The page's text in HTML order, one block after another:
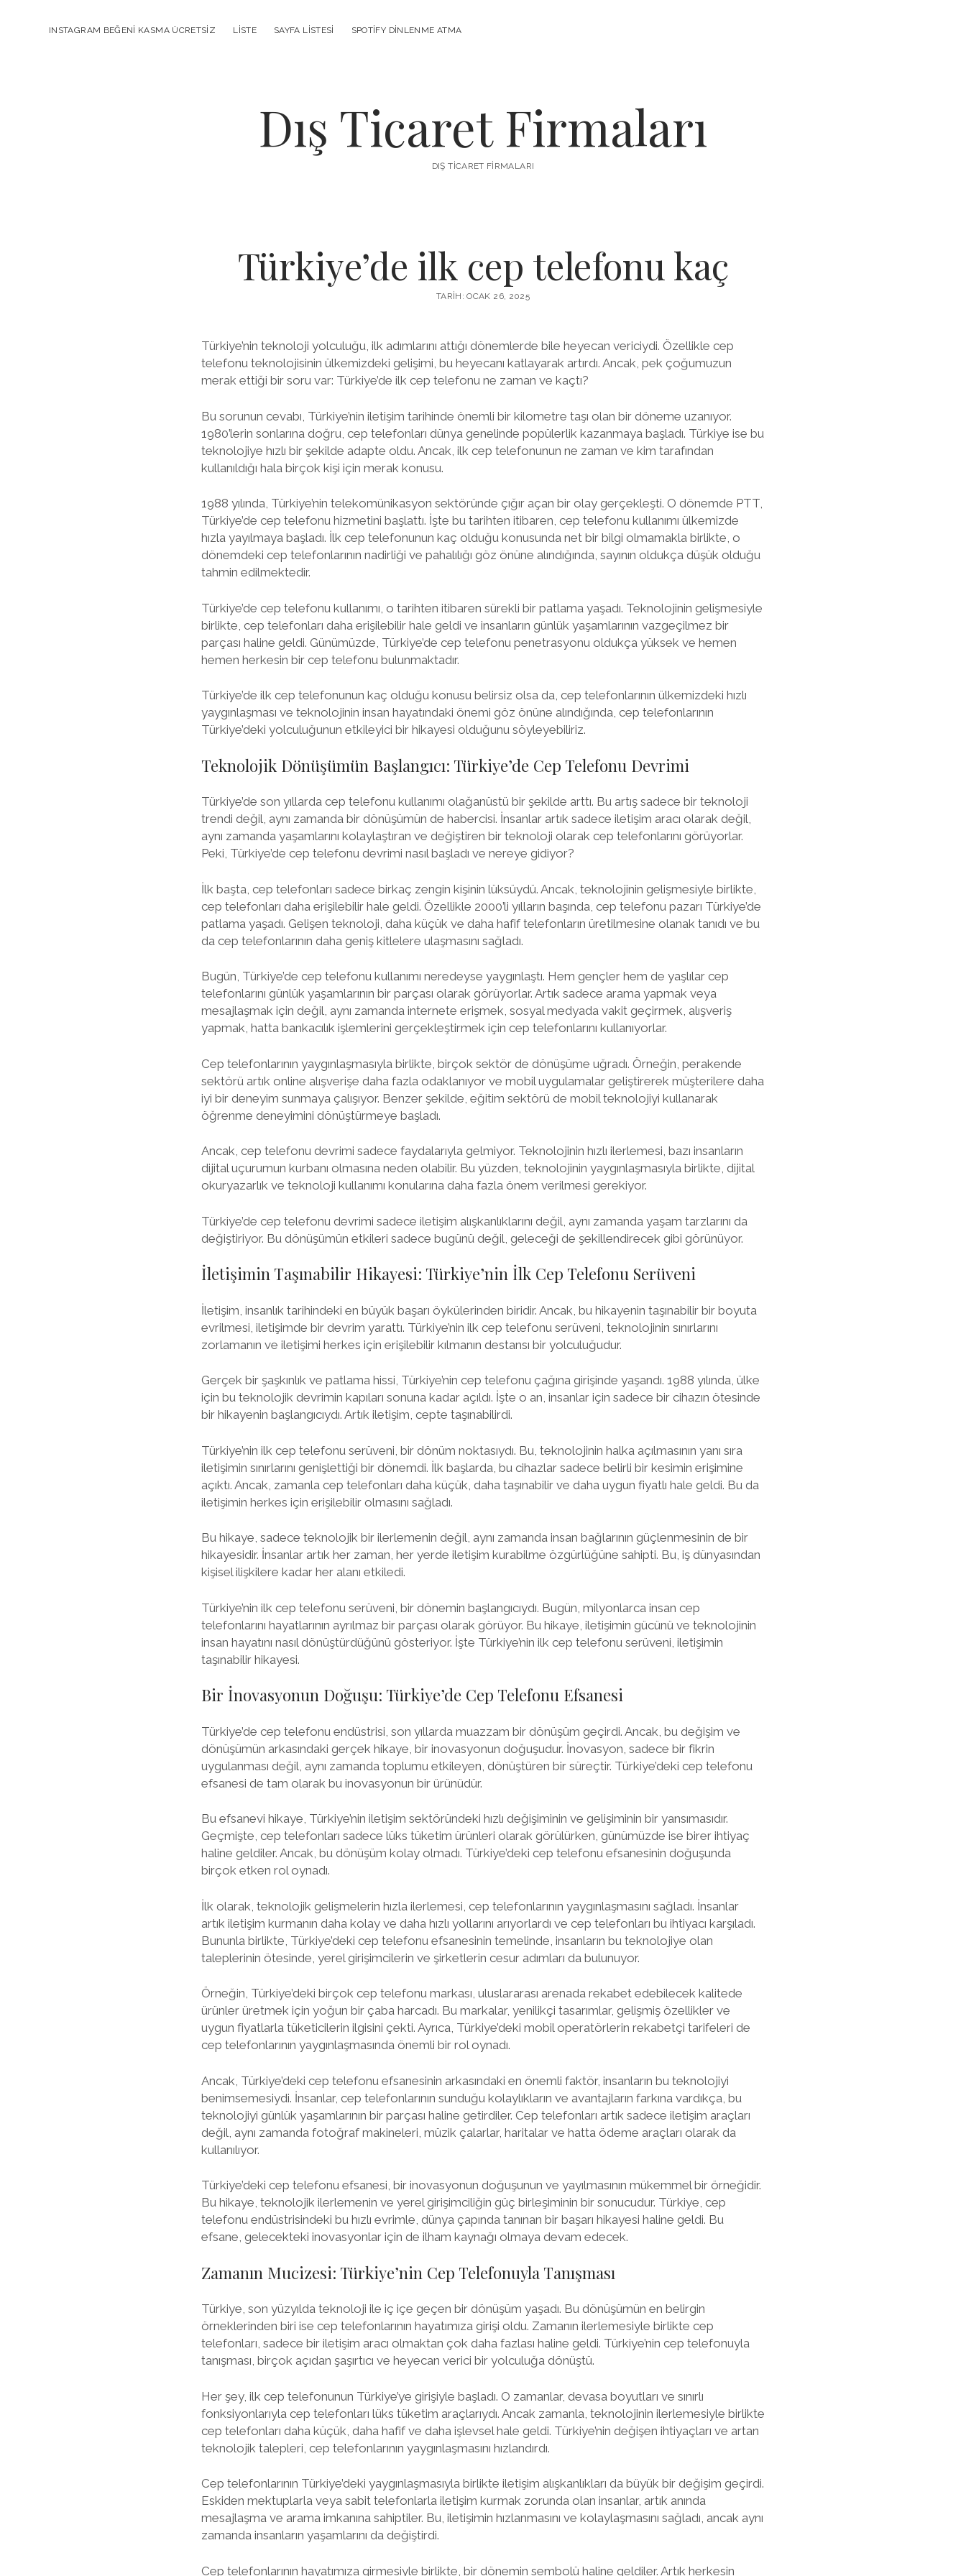
INSTAGRAM BEĞENI KASMA ÜCRETSIZ LISTE SAYFA LISTESI SPOTIFY DINLENME ATMA
Dış Ticaret Firmaları
DIŞ TICARET FIRMALARI
Türkiye’de ilk cep telefonu kaç
TARIH: OCAK 26, 2025
Türkiye’nin teknoloji yolculuğu, ilk adımlarını attığı dönemlerde bile heyecan vericiydi. Özellikle cep
telefonu teknolojisinin ülkemizdeki gelişimi, bu heyecanı katlayarak artırdı. Ancak, pek çoğumuzun
merak ettiği bir soru var: Türkiye’de ilk cep telefonu ne zaman ve kaçtı?
Bu sorunun cevabı, Türkiye’nin iletişim tarihinde önemli bir kilometre taşı olan bir döneme uzanıyor.
1980’lerin sonlarına doğru, cep telefonları dünya genelinde popülerlik kazanmaya başladı. Türkiye ise bu
teknolojiye hızlı bir şekilde adapte oldu. Ancak, ilk cep telefonunun ne zaman ve kim tarafından
kullanıldığı hala birçok kişi için merak konusu.
1988 yılında, Türkiye’nin telekomünikasyon sektöründe çığır açan bir olay gerçekleşti. O dönemde PTT,
Türkiye’de cep telefonu hizmetini başlattı. İşte bu tarihten itibaren, cep telefonu kullanımı ülkemizde
hızla yayılmaya başladı. İlk cep telefonunun kaç olduğu konusunda net bir bilgi olmamakla birlikte, o
dönemdeki cep telefonlarının nadirliği ve pahalılığı göz önüne alındığında, sayının oldukça düşük olduğu
tahmin edilmektedir.
Türkiye’de cep telefonu kullanımı, o tarihten itibaren sürekli bir patlama yaşadı. Teknolojinin gelişmesiyle
birlikte, cep telefonları daha erişilebilir hale geldi ve insanların günlük yaşamlarının vazgeçilmez bir
parçası haline geldi. Günümüzde, Türkiye’de cep telefonu penetrasyonu oldukça yüksek ve hemen
hemen herkesin bir cep telefonu bulunmaktadır.
Türkiye’de ilk cep telefonunun kaç olduğu konusu belirsiz olsa da, cep telefonlarının ülkemizdeki hızlı
yaygınlaşması ve teknolojinin insan hayatındaki önemi göz önüne alındığında, cep telefonlarının
Türkiye’deki yolculuğunun etkileyici bir hikayesi olduğunu söyleyebiliriz.
Teknolojik Dönüşümün Başlangıcı: Türkiye’de Cep Telefonu Devrimi
Türkiye’de son yıllarda cep telefonu kullanımı olağanüstü bir şekilde arttı. Bu artış sadece bir teknoloji
trendi değil, aynı zamanda bir dönüşümün de habercisi. İnsanlar artık sadece iletişim aracı olarak değil,
aynı zamanda yaşamlarını kolaylaştıran ve değiştiren bir teknoloji olarak cep telefonlarını görüyorlar.
Peki, Türkiye’de cep telefonu devrimi nasıl başladı ve nereye gidiyor?
İlk başta, cep telefonları sadece birkaç zengin kişinin lüksüydü. Ancak, teknolojinin gelişmesiyle birlikte,
cep telefonları daha erişilebilir hale geldi. Özellikle 2000’li yılların başında, cep telefonu pazarı Türkiye’de
patlama yaşadı. Gelişen teknoloji, daha küçük ve daha hafif telefonların üretilmesine olanak tanıdı ve bu
da cep telefonlarının daha geniş kitlelere ulaşmasını sağladı.
Bugün, Türkiye’de cep telefonu kullanımı neredeyse yaygınlaştı. Hem gençler hem de yaşlılar cep
telefonlarını günlük yaşamlarının bir parçası olarak görüyorlar. Artık sadece arama yapmak veya
mesajlaşmak için değil, aynı zamanda internete erişmek, sosyal medyada vakit geçirmek, alışveriş
yapmak, hatta bankacılık işlemlerini gerçekleştirmek için cep telefonlarını kullanıyorlar.
Cep telefonlarının yaygınlaşmasıyla birlikte, birçok sektör de dönüşüme uğradı. Örneğin, perakende
sektörü artık online alışverişe daha fazla odaklanıyor ve mobil uygulamalar geliştirerek müşterilere daha
iyi bir deneyim sunmaya çalışıyor. Benzer şekilde, eğitim sektörü de mobil teknolojiyi kullanarak
öğrenme deneyimini dönüştürmeye başladı.
Ancak, cep telefonu devrimi sadece faydalarıyla gelmiyor. Teknolojinin hızlı ilerlemesi, bazı insanların
dijital uçurumun kurbanı olmasına neden olabilir. Bu yüzden, teknolojinin yaygınlaşmasıyla birlikte, dijital
okuryazarlık ve teknoloji kullanımı konularına daha fazla önem verilmesi gerekiyor.
Türkiye’de cep telefonu devrimi sadece iletişim alışkanlıklarını değil, aynı zamanda yaşam tarzlarını da
değiştiriyor. Bu dönüşümün etkileri sadece bugünü değil, geleceği de şekillendirecek gibi görünüyor.
İletişimin Taşınabilir Hikayesi: Türkiye’nin İlk Cep Telefonu Serüveni
İletişim, insanlık tarihindeki en büyük başarı öykülerinden biridir. Ancak, bu hikayenin taşınabilir bir boyuta
evrilmesi, iletişimde bir devrim yarattı. Türkiye’nin ilk cep telefonu serüveni, teknolojinin sınırlarını
zorlamanın ve iletişimi herkes için erişilebilir kılmanın destansı bir yolculuğudur.
Gerçek bir şaşkınlık ve patlama hissi, Türkiye’nin cep telefonu çağına girişinde yaşandı. 1988 yılında, ülke
için bu teknolojik devrimin kapıları sonuna kadar açıldı. İşte o an, insanlar için sadece bir cihazın ötesinde
bir hikayenin başlangıcıydı. Artık iletişim, cepte taşınabilirdi.
Türkiye’nin ilk cep telefonu serüveni, bir dönüm noktasıydı. Bu, teknolojinin halka açılmasının yanı sıra
iletişimin sınırlarını genişlettiği bir dönemdi. İlk başlarda, bu cihazlar sadece belirli bir kesimin erişimine
açıktı. Ancak, zamanla cep telefonları daha küçük, daha taşınabilir ve daha uygun fiyatlı hale geldi. Bu da
iletişimin herkes için erişilebilir olmasını sağladı.
Bu hikaye, sadece teknolojik bir ilerlemenin değil, aynı zamanda insan bağlarının güçlenmesinin de bir
hikayesidir. İnsanlar artık her zaman, her yerde iletişim kurabilme özgürlüğüne sahipti. Bu, iş dünyasından
kişisel ilişkilere kadar her alanı etkiledi.
Türkiye’nin ilk cep telefonu serüveni, bir dönemin başlangıcıydı. Bugün, milyonlarca insan cep
telefonlarını hayatlarının ayrılmaz bir parçası olarak görüyor. Bu hikaye, iletişimin gücünü ve teknolojinin
insan hayatını nasıl dönüştürdüğünü gösteriyor. İşte Türkiye’nin ilk cep telefonu serüveni, iletişimin
taşınabilir hikayesi.
Bir İnovasyonun Doğuşu: Türkiye’de Cep Telefonu Efsanesi
Türkiye’de cep telefonu endüstrisi, son yıllarda muazzam bir dönüşüm geçirdi. Ancak, bu değişim ve
dönüşümün arkasındaki gerçek hikaye, bir inovasyonun doğuşudur. İnovasyon, sadece bir fikrin
uygulanması değil, aynı zamanda toplumu etkileyen, dönüştüren bir süreçtir. Türkiye’deki cep telefonu
efsanesi de tam olarak bu inovasyonun bir ürünüdür.
Bu efsanevi hikaye, Türkiye’nin iletişim sektöründeki hızlı değişiminin ve gelişiminin bir yansımasıdır.
Geçmişte, cep telefonları sadece lüks tüketim ürünleri olarak görülürken, günümüzde ise birer ihtiyaç
haline geldiler. Ancak, bu dönüşüm kolay olmadı. Türkiye’deki cep telefonu efsanesinin doğuşunda
birçok etken rol oynadı.
İlk olarak, teknolojik gelişmelerin hızla ilerlemesi, cep telefonlarının yaygınlaşmasını sağladı. İnsanlar
artık iletişim kurmanın daha kolay ve daha hızlı yollarını arıyorlardı ve cep telefonları bu ihtiyacı karşıladı.
Bununla birlikte, Türkiye’deki cep telefonu efsanesinin temelinde, insanların bu teknolojiye olan
taleplerinin ötesinde, yerel girişimcilerin ve şirketlerin cesur adımları da bulunuyor.
Örneğin, Türkiye’deki birçok cep telefonu markası, uluslararası arenada rekabet edebilecek kalitede
ürünler üretmek için yoğun bir çaba harcadı. Bu markalar, yenilikçi tasarımlar, gelişmiş özellikler ve
uygun fiyatlarla tüketicilerin ilgisini çekti. Ayrıca, Türkiye’deki mobil operatörlerin rekabetçi tarifeleri de
cep telefonlarının yaygınlaşmasında önemli bir rol oynadı.
Ancak, Türkiye’deki cep telefonu efsanesinin arkasındaki en önemli faktör, insanların bu teknolojiyi
benimsemesiydi. İnsanlar, cep telefonlarının sunduğu kolaylıkların ve avantajların farkına vardıkça, bu
teknolojiyi günlük yaşamlarının bir parçası haline getirdiler. Cep telefonları artık sadece iletişim araçları
değil, aynı zamanda fotoğraf makineleri, müzik çalarlar, haritalar ve hatta ödeme araçları olarak da
kullanılıyor.
Türkiye’deki cep telefonu efsanesi, bir inovasyonun doğuşunun ve yayılmasının mükemmel bir örneğidir.
Bu hikaye, teknolojik ilerlemenin ve yerel girişimciliğin güç birleşiminin bir sonucudur. Türkiye, cep
telefonu endüstrisindeki bu hızlı evrimle, dünya çapında tanınan bir başarı hikayesi haline geldi. Bu
efsane, gelecekteki inovasyonlar için de ilham kaynağı olmaya devam edecek.
Zamanın Mucizesi: Türkiye’nin Cep Telefonuyla Tanışması
Türkiye, son yüzyılda teknoloji ile iç içe geçen bir dönüşüm yaşadı. Bu dönüşümün en belirgin
örneklerinden biri ise cep telefonlarının hayatımıza girişi oldu. Zamanın ilerlemesiyle birlikte cep
telefonları, sadece bir iletişim aracı olmaktan çok daha fazlası haline geldi. Türkiye’nin cep telefonuyla
tanışması, birçok açıdan şaşırtıcı ve heyecan verici bir yolculuğa dönüştü.
Her şey, ilk cep telefonunun Türkiye’ye girişiyle başladı. O zamanlar, devasa boyutları ve sınırlı
fonksiyonlarıyla cep telefonları lüks tüketim araçlarıydı. Ancak zamanla, teknolojinin ilerlemesiyle birlikte
cep telefonları daha küçük, daha hafif ve daha işlevsel hale geldi. Türkiye’nin değişen ihtiyaçları ve artan
teknolojik talepleri, cep telefonlarının yaygınlaşmasını hızlandırdı.
Cep telefonlarının Türkiye’deki yaygınlaşmasıyla birlikte iletişim alışkanlıkları da büyük bir değişim geçirdi.
Eskiden mektuplarla veya sabit telefonlarla iletişim kurmak zorunda olan insanlar, artık anında
mesajlaşma ve arama imkanına sahiptiler. Bu, iletişimin hızlanmasını ve kolaylaşmasını sağladı, ancak aynı
zamanda insanların yaşamlarını da değiştirdi.
Cep telefonlarının hayatımıza girmesiyle birlikte, bir dönemin sembolü haline geldiler. Artık herkesin